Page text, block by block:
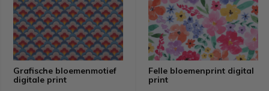
Grafische bloemenmotief
digitale print
Felle bloemenprint digital
print